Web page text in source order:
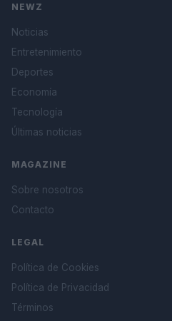
NEWZ
Noticias
Entretenimiento
Deportes
Economía
Tecnología
Últimas noticias
MAGAZINE
Sobre nosotros
Contacto
LEGAL
Política de Cookies
Política de Privacidad
Términos